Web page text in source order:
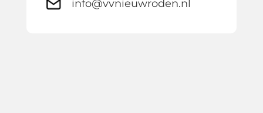
info@vvnieuwroden.nl